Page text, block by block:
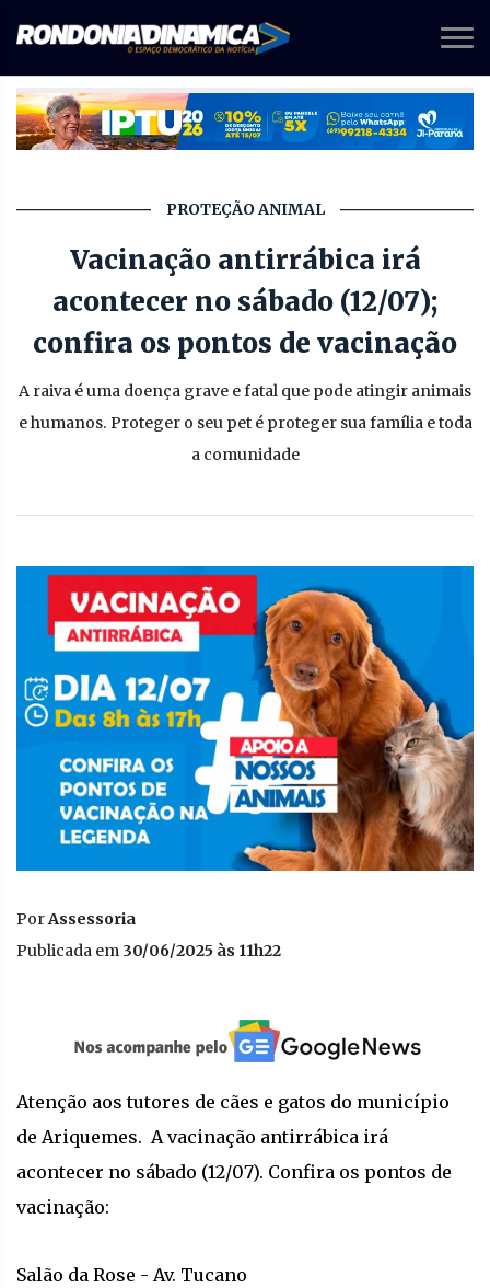
PROTEÇÃO ANIMAL
Vacinação antirrábica irá
acontecer no sábado (12/07);
confira os pontos de vacinação
A raiva é uma doença grave e fatal que pode atingir animais
e humanos. Proteger o seu pet é proteger sua família e toda
a comunidade
PorAssessoria
Publicada em 30/06/2025 às 11h22
Atenção aos tutores de cães e gatos do município
de Ariquemes. A vacinação antirrábica irá
acontecer no sábado (12/07). Confira os pontos de
vacinação:
Salão da Rose - Av. Tucano